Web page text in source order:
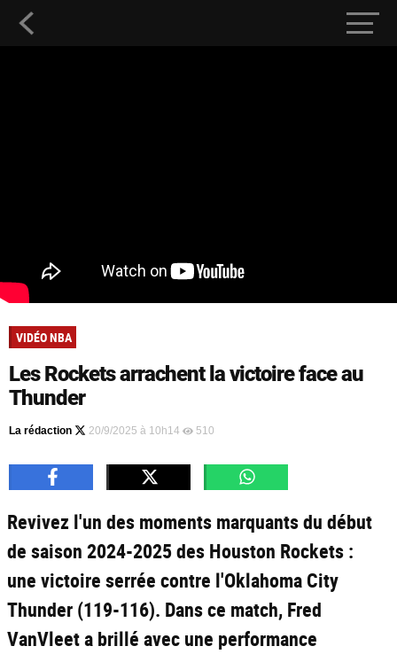
VIDÉO NBA
Les Rockets arrachent la victoire face au
Thunder
La rédaction 20/9/2025 à 10h14 510
Revivez l'un des moments marquants du début
de saison 2024-2025 des Houston Rockets :
une victoire serrée contre l'Oklahoma City
Thunder (119-116). Dans ce match, Fred
VanVleet a brillé avec une performance